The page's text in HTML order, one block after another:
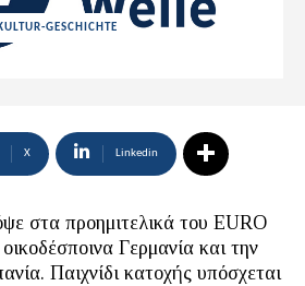
GESCHICHTE
X Linkedin
στα προημιτελικά του EURO
Γερμανία και την
Παιχνίδι κατοχής υπόσχεται